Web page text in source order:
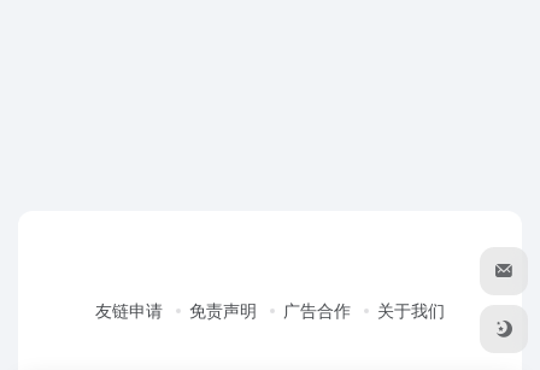
友链申请 免责声明 广告合作 关于我们